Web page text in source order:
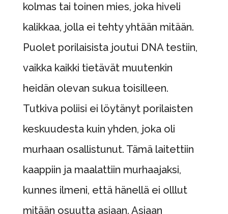
kolmas tai toinen mies, joka hiveli
kalikkaa, jolla ei tehty yhtään mitään.
Puolet porilaisista joutui DNA testiin,
vaikka kaikki tietävät muutenkin
heidän olevan sukua toisilleen.
Tutkiva poliisi ei löytänyt porilaisten
keskuudesta kuin yhden, joka oli
murhaan osallistunut. Tämä laitettiin
kaappiin ja maalattiin murhaajaksi,
kunnes ilmeni, että hänellä ei olllut
mitään osuutta asiaan. Asiaan